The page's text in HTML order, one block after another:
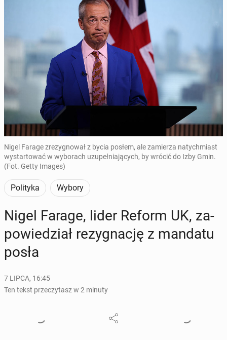
Nigel Farage zrezygnował z bycia posłem, ale zamierza natychmiast
wystartować w wyborach uzupełniających, by wrócić do Izby Gmin.
(Fot. Getty Images)
Polityka Wybory
Nigel Farage, lider Reform UK, za­
po­wie­dział re­zy­gna­cję z mandatu
posła
7 LIPCA, 16:45
Ten tekst przeczytasz w 2 minuty